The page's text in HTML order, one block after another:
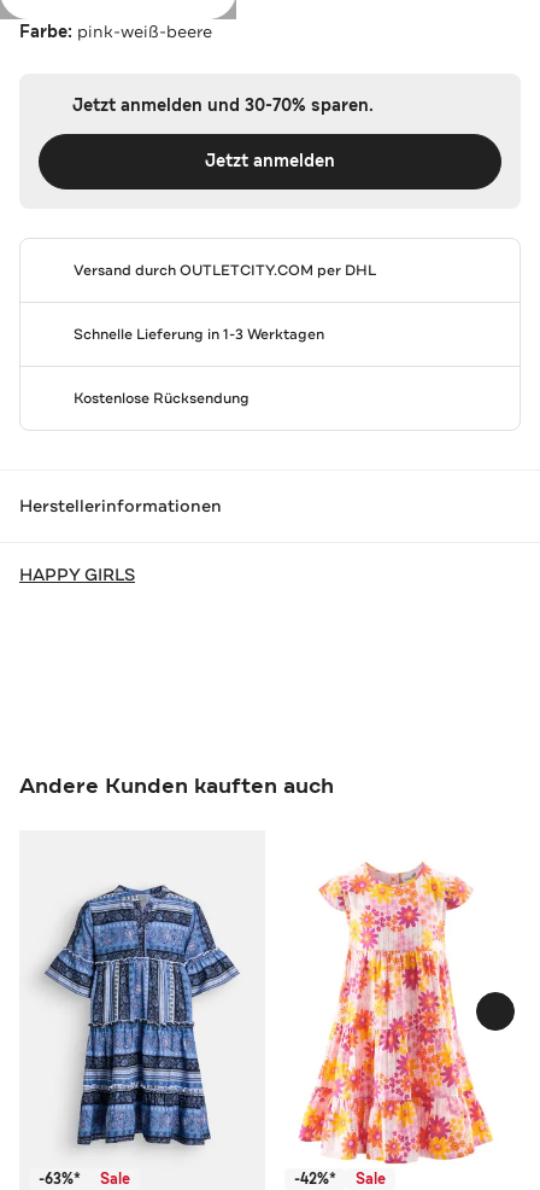
Farbe: pink-weiß-beere
Jetzt anmelden und 30-70% sparen.
Jetzt anmelden
Versand durchOUTLETCITY.COM per DHL
Schnelle Lieferung in 1-3 Werktagen
Kostenlose Rücksendung
Herstellerinformationen
HAPPY GIRLS
Andere Kunden kauften auch
-63%* Sale -42%* Sale